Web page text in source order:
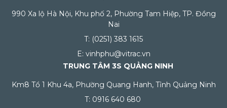
990 Xa lộ Hà Nội, Khu phố 2, Phường Tam Hiệp, TP. Đồng
Nai
T: (0251) 383 1615
E: vinhphu@vitrac.vn
TRUNG TÂM 3S QUẢNG NINH
Km8 Tổ 1 Khu 4a, Phường Quang Hanh, Tỉnh Quảng Ninh
T: 0916 640 680